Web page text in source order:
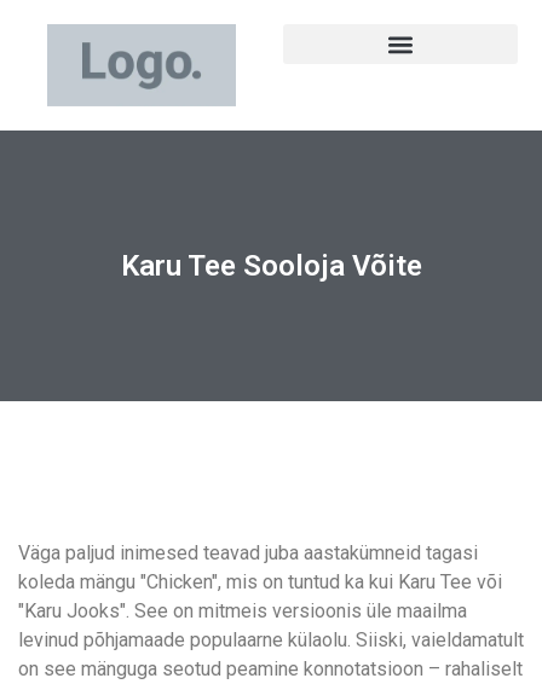
Karu Tee Sooloja Võite
Väga paljud inimesed teavad juba aastakümneid tagasi
koleda mängu "Chicken", mis on tuntud ka kui Karu Tee või
"Karu Jooks". See on mitmeis versioonis üle maailma
levinud põhjamaade populaarne külaolu. Siiski, vaieldamatult
on see mänguga seotud peamine konnotatsioon – rahaliselt